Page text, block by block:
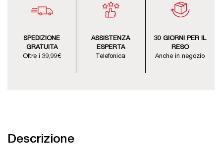
SPEDIZIONE
GRATUITA
Oltre i 39,99€
ASSISTENZA
ESPERTA
Telefonica
30 GIORNI PER IL
RESO
Anche in negozio
Descrizione